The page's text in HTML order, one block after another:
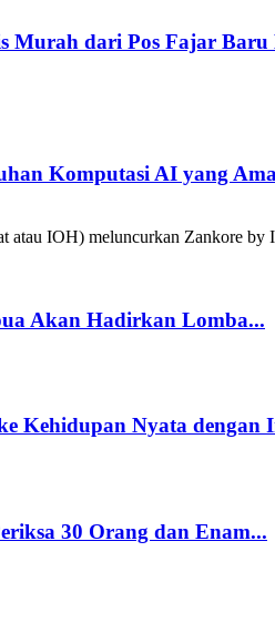
Murah dari Pos Fajar
Komputasi AI yang
IOH) meluncurkan Zankore
Akan Hadirkan Lomba...
Kehidupan Nyata dengan
30 Orang dan Enam...